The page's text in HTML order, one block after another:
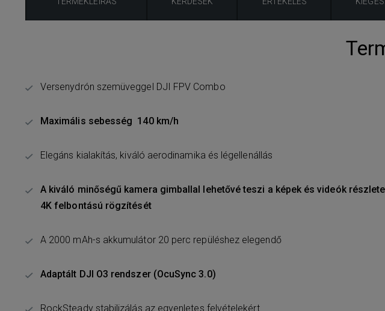
Versenydrón szemüveggel DJI FPV Combo
Maximális sebesség 140 km/h
Elegáns kialakítás, kiváló aerodinamika és légellenállás
A kiváló minőségű kamera gimballal lehetővé teszi a képek és videók
4K felbontású rögzítését
A 2000 mAh-s akkumulátor 20 perc repüléshez elegendő
Adaptált DJI O3 rendszer (OcuSync 3.0)
RockSteady stabilizálás az egyenletes felvételekért